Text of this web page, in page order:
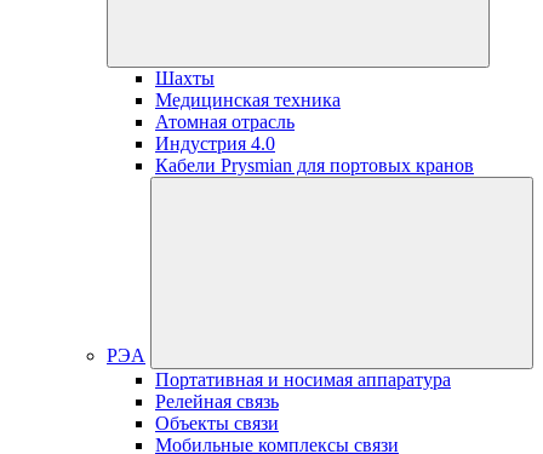
Шахты
Медицинская техника
Атомная отрасль
Индустрия 4.0
Кабели Prysmian для портовых кранов
РЭА
Портативная и носимая аппаратура
Релейная связь
Объекты связи
Мобильные комплексы связи